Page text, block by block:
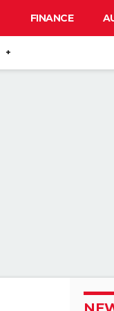
FINANCE
+